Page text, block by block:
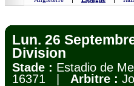
Lun. 26
Division
Stade : Estadio de
16371 | Arbitre :